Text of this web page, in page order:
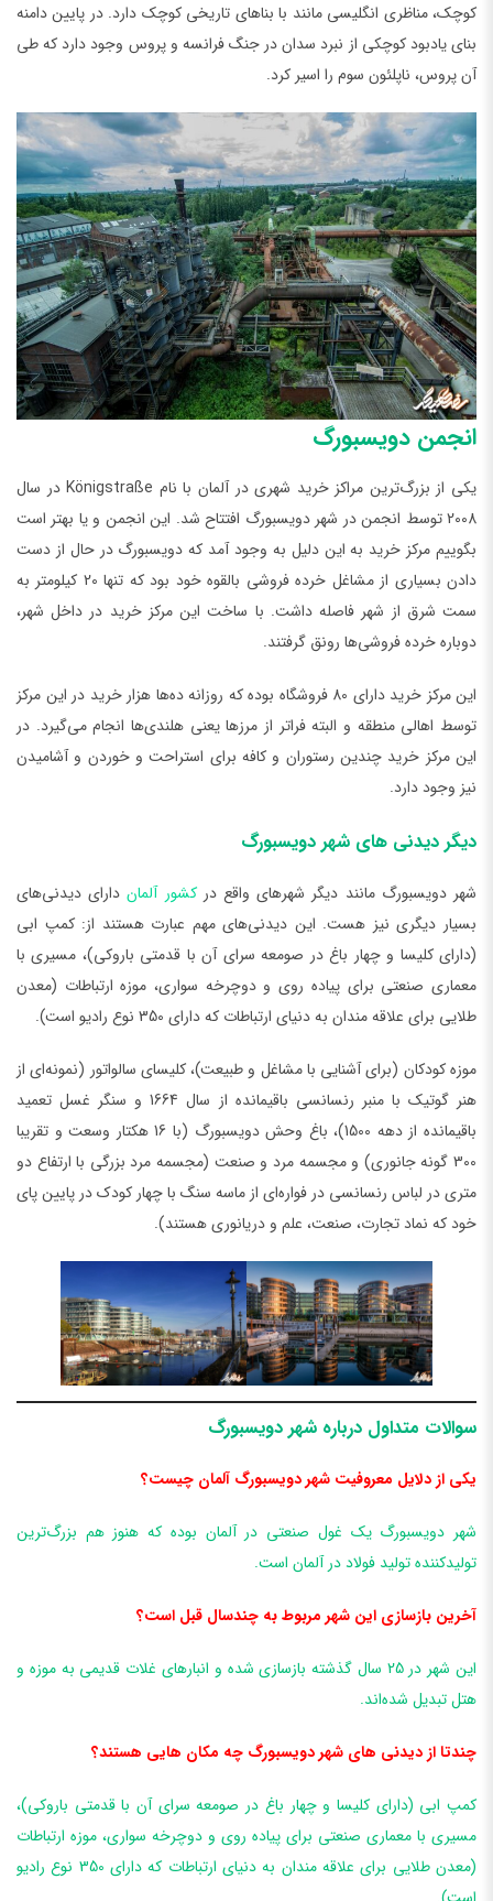
کوچک، مناظری انگلیسی مانند با بناهای تاریخی کوچک دارد. در پایین دامنه
بنای یادبود کوچکی از نبرد سدان در جنگ فرانسه و پروس وجود دارد که طی
آن پروس، ناپلئون سوم را اسیر کرد.
انجمن دویسبورگ
یکی از بزرگ‌ترین مراکز خرید شهری در آلمان با نام Königstraße در سال
2008 توسط انجمن در شهر دویسبورگ افتتاح شد. این انجمن و یا بهتر است
بگوییم مرکز خرید به این دلیل به وجود آمد که دویسبورگ در حال از دست
دادن بسیاری از مشاغل خرده فروشی بالقوه خود بود که تنها 20 کیلومتر به
سمت شرق از شهر فاصله داشت. با ساخت این مرکز خرید در داخل شهر،
دوباره خرده فروشی‌ها رونق گرفتند.
این مرکز خرید دارای 80 فروشگاه بوده که روزانه ده‌ها هزار خرید در این مرکز
توسط اهالی منطقه و البته فراتر از مرزها یعنی هلندی‌ها انجام می‌گیرد. در
این مرکز خرید چندین رستوران و کافه برای استراحت و خوردن و آشامیدن
نیز وجود دارد.
دیگر دیدنی‌ های شهر دویسبورگ
شهر دویسبورگ مانند دیگر شهرهای واقع درکشور آلماندارای دیدنی‌های
بسیار دیگری نیز هست. این دیدنی‌های مهم عبارت هستند از: کمپ ابی
(دارای کلیسا و چهار باغ در صومعه سرای آن با قدمتی باروکی)، مسیری با
معماری صنعتی برای پیاده روی و دوچرخه سواری، موزه ارتباطات (معدن
طلایی برای علاقه مندان به دنیای ارتباطات که دارای 350 نوع رادیو است).
موزه کودکان (برای آشنایی با مشاغل و طبیعت)، کلیسای سالواتور (نمونه‌ای از
هنر گوتیک با منبر رنسانسی باقیمانده از سال 1664 و سنگر غسل تعمید
باقیمانده از دهه 1500)، باغ وحش دویسبورگ (با 16 هکتار وسعت و تقریبا
300 گونه جانوری) و مجسمه مرد و صنعت (مجسمه مرد بزرگی با ارتفاع دو
متری در لباس رنسانسی در فواره‌ای از ماسه سنگ با چهار کودک در پایین پای
خود که نماد تجارت، صنعت، علم و دریانوری هستند).
سوالات متداول درباره شهر دویسبورگ
یکی از دلایل معروفیت شهر دویسبورگ آلمان چیست؟
شهر دویسبورگ یک غول صنعتی در آلمان بوده که هنوز هم بزرگ‌ترین
تولید‌کننده تولید فولاد در آلمان است.
آخرین بازسازی این شهر مربوط به چندسال قبل است؟
این شهر در 25 سال گذشته بازسازی شده و انبارهای غلات قدیمی به موزه و
هتل تبدیل شده‌اند.
چندتا از دیدنی های شهر دویسبورگ چه مکان هایی هستند؟
کمپ ابی (دارای کلیسا و چهار باغ در صومعه سرای آن با قدمتی باروکی)،
مسیری با معماری صنعتی برای پیاده روی و دوچرخه سواری، موزه ارتباطات
(معدن طلایی برای علاقه مندان به دنیای ارتباطات که دارای 350 نوع رادیو